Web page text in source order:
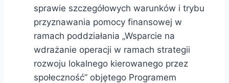
sprawie szczegółowych warunków i trybu
przyznawania pomocy finansowej w
ramach poddziałania „Wsparcie na
wdrażanie operacji w ramach strategii
rozwoju lokalnego kierowanego przez
społeczność” objętego Programem